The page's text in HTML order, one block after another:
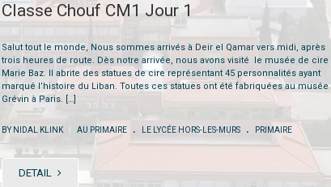
Classe Chouf CM1 Jour 1
Salut tout le monde, Nous sommes arrivés à Deir el Qamar vers midi, après
trois heures de route. Dès notre arrivée, nous avons visité le musée de cire
Marie Baz. Il abrite des statues de cire représentant 45 personnalités ayant
marqué l’histoire du Liban. Toutes ces statues ont été fabriquées au musée
Grévin à Paris. […]
BY NIDAL KLINK AU PRIMAIRE . LE LYCÉE HORS-LES-MURS . PRIMAIRE
DETAIL